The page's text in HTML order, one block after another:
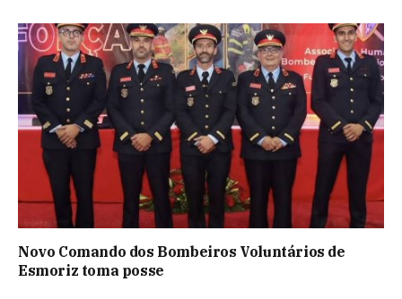
Novo Comando dos Bombeiros Voluntários de
Esmoriz toma posse